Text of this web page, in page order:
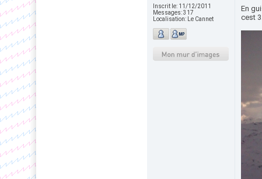
Inscrit le: 11/12/2011
Messages:317
Localisation:
Le Cannet
En
cest